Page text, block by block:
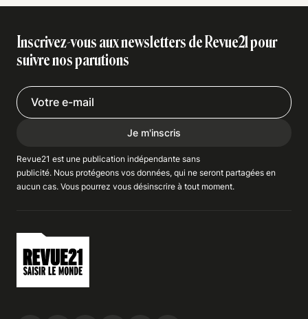
Inscrivez-vous aux newsletters de Revue21 pour
suivre nos parutions
Je m'inscris
Revue21 est une publication indépendante sans
publicité. Nous protégeons vos données, qui ne seront partagées en
aucun cas. Vous pourrez vous désinscrire à tout moment.